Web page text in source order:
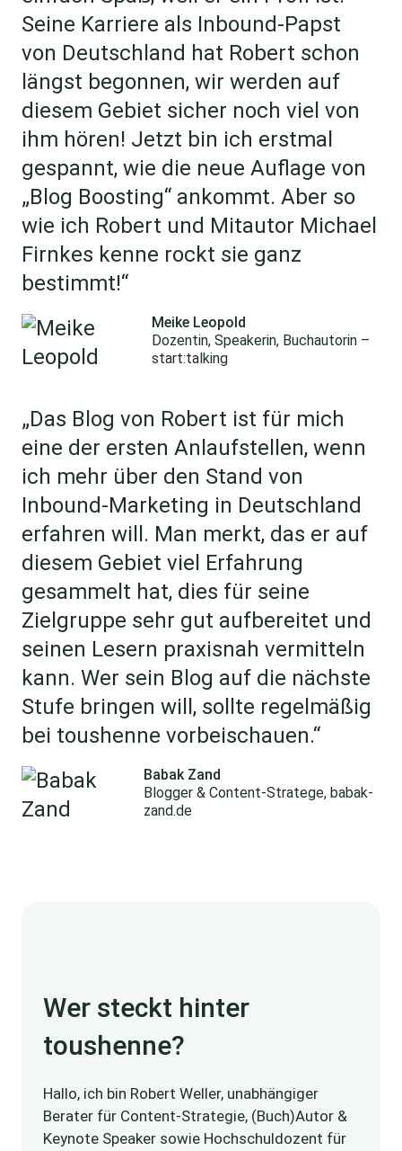
Seine Karriere als Inbound-Papst
von Deutschland hat Robert schon
längst begonnen, wir werden auf
diesem Gebiet sicher noch viel von
ihm hören! Jetzt bin ich erstmal
gespannt, wie die neue Auflage von
„Blog Boosting“ ankommt. Aber so
wie ich Robert und Mitautor Michael
Firnkes kenne rockt sie ganz
bestimmt!“
Meike Leopold
Dozentin, Speakerin, Buchautorin –
start:talking
„Das Blog von Robert ist für mich
eine der ersten Anlaufstellen, wenn
ich mehr über den Stand von
Inbound-Marketing in Deutschland
erfahren will. Man merkt, das er auf
diesem Gebiet viel Erfahrung
gesammelt hat, dies für seine
Zielgruppe sehr gut aufbereitet und
seinen Lesern praxisnah vermitteln
kann. Wer sein Blog auf die nächste
Stufe bringen will, sollte regelmäßig
bei toushenne vorbeischauen.“
Babak Zand
Blogger & Content-Stratege, babak-
zand.de
Wer steckt hinter
toushenne?
Hallo, ich bin Robert Weller, unabhängiger
Berater für Content-Strategie, (Buch)Autor &
Keynote Speaker sowie Hochschuldozent für